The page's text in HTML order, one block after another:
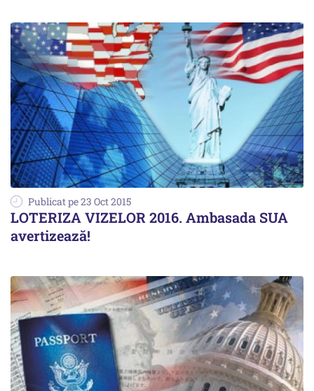
Publicat pe 23 Oct 2015
LOTERIZA VIZELOR 2016. Ambasada SUA
avertizează!